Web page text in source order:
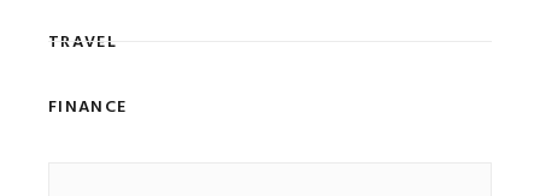
TRAVEL
FINANCE